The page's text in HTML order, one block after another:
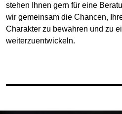
stehen Ihnen gern für eine
wir gemeinsam die Chancen,
Charakter zu bewahren und zu
weiterzuentwickeln.